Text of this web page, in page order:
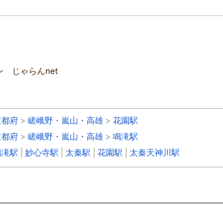
じゃらんnet
府 > 嵯峨野・嵐山・高雄 > 花園駅
府 > 嵯峨野・嵐山・高雄 > 鳴滝駅
駅 妙心寺駅 太秦駅 花園駅 太秦天神川駅